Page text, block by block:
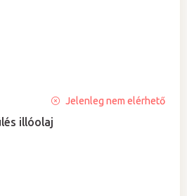
illóolaj
Jelenleg nem elérhető